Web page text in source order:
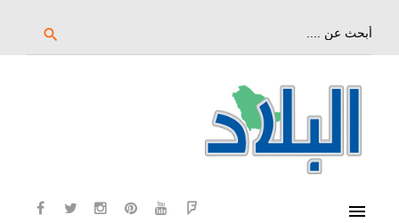
search
menu